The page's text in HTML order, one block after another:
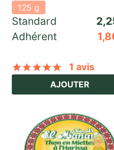
125 g
Standard
Adhérent
Notésur 5
1 avis
AJOUTER